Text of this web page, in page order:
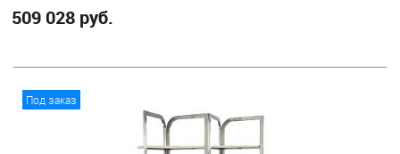
509 028 руб.
Под заказ